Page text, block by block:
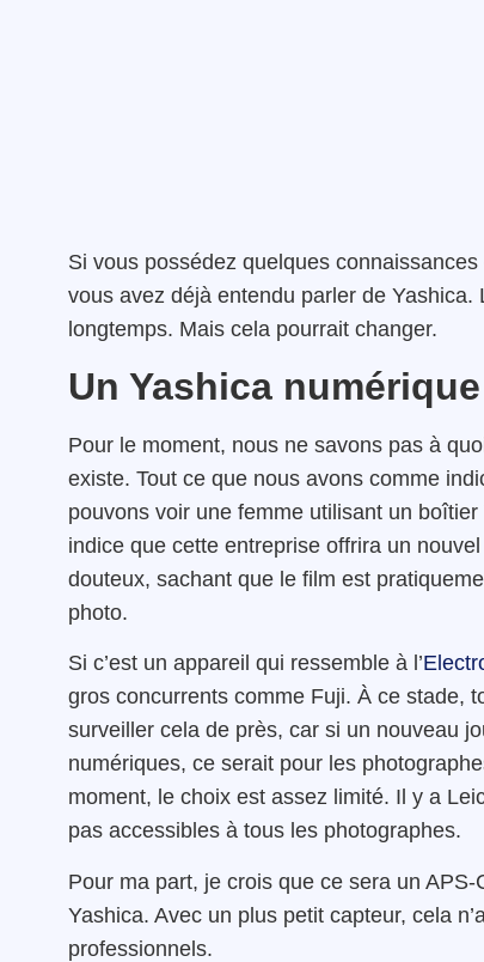
Si vous possédez quelques
vous avez déjà entendu parler de
longtemps. Mais cela pourrait changer.
Un Yashica
Pour le moment, nous ne savons pas à
existe. Tout ce que nous avons comme
pouvons voir une femme utilisant un
indice que cette entreprise offrira un
douteux, sachant que le film est
photo.
Si c’est un appareil qui ressemble à l’
gros concurrents comme Fuji. À ce stade,
surveiller cela de près, car si un nouveau
numériques, ce serait pour les
moment, le choix est assez limité. Il y a
pas accessibles à tous les photographes.
Pour ma part, je crois que ce sera un
Yashica. Avec un plus petit capteur, cela
professionnels.